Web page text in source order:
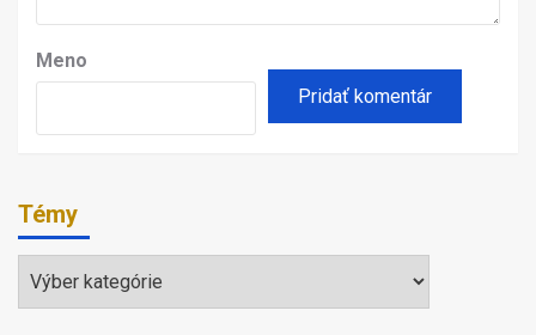
Meno
Témy
Témy